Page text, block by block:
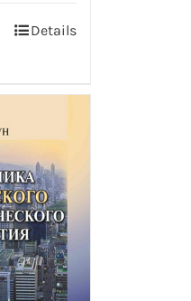
Details